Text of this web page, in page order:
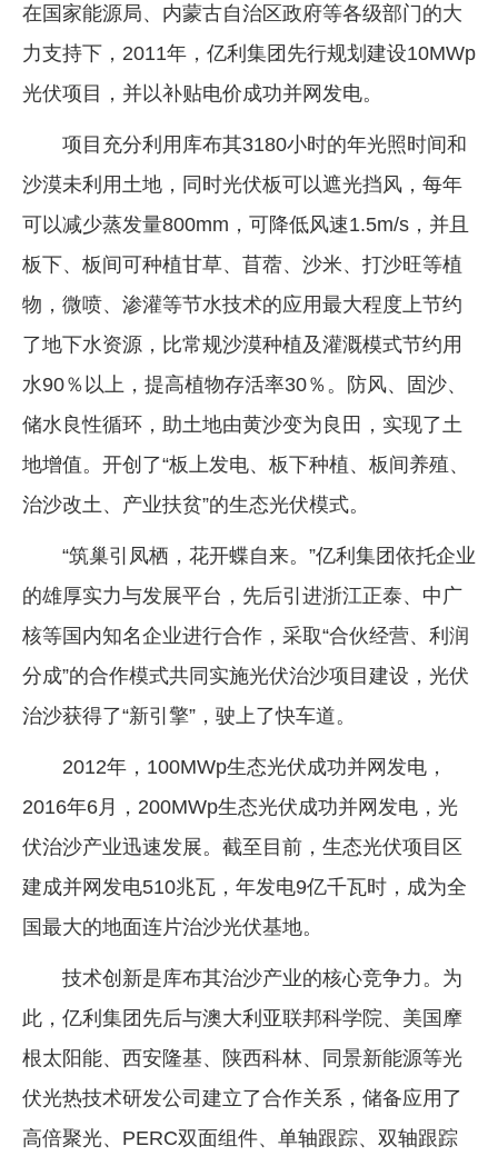
在国家能源局、内蒙古自治区政府等各级部门的大
力支持下，2011年，亿利集团先行规划建设10MWp
光伏项目，并以补贴电价成功并网发电。
项目充分利用库布其3180小时的年光照时间和
沙漠未利用土地，同时光伏板可以遮光挡风，每年
可以减少蒸发量800mm，可降低风速1.5m/s，并且
板下、板间可种植甘草、苜蓿、沙米、打沙旺等植
物，微喷、渗灌等节水技术的应用最大程度上节约
了地下水资源，比常规沙漠种植及灌溉模式节约用
水90％以上，提高植物存活率30％。防风、固沙、
储水良性循环，助土地由黄沙变为良田，实现了土
地增值。开创了“板上发电、板下种植、板间养殖、
治沙改土、产业扶贫”的生态光伏模式。
“筑巢引凤栖，花开蝶自来。”亿利集团依托企业
的雄厚实力与发展平台，先后引进浙江正泰、中广
核等国内知名企业进行合作，采取“合伙经营、利润
分成”的合作模式共同实施光伏治沙项目建设，光伏
治沙获得了“新引擎”，驶上了快车道。
2012年，100MWp生态光伏成功并网发电，
2016年6月，200MWp生态光伏成功并网发电，光
伏治沙产业迅速发展。截至目前，生态光伏项目区
建成并网发电510兆瓦，年发电9亿千瓦时，成为全
国最大的地面连片治沙光伏基地。
技术创新是库布其治沙产业的核心竞争力。为
此，亿利集团先后与澳大利亚联邦科学院、美国摩
根太阳能、西安隆基、陕西科林、同景新能源等光
伏光热技术研发公司建立了合作关系，储备应用了
高倍聚光、PERC双面组件、单轴跟踪、双轴跟踪